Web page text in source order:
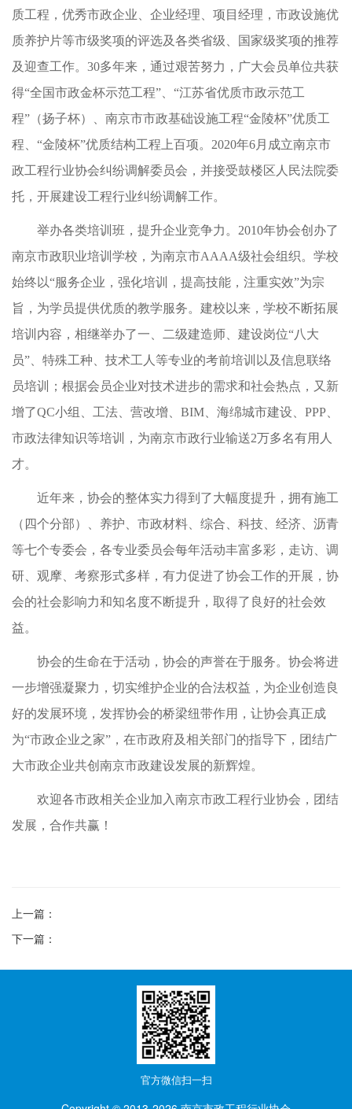
质工程，优秀市政企业、企业经理、项目经理，市政设施优
质养护片等市级奖项的评选及各类省级、国家级奖项的推荐
及迎查工作。30多年来，通过艰苦努力，广大会员单位共获
得“全国市政金杯示范工程”、“江苏省优质市政示范工
程”（扬子杯）、南京市市政基础设施工程“金陵杯”优质工
程、“金陵杯”优质结构工程上百项。2020年6月成立南京市
政工程行业协会纠纷调解委员会，并接受鼓楼区人民法院委
托，开展建设工程行业纠纷调解工作。
举办各类培训班，提升企业竞争力。2010年协会创办了
南京市政职业培训学校，为南京市AAAA级社会组织。学校
始终以“服务企业，强化培训，提高技能，注重实效”为宗
旨，为学员提供优质的教学服务。建校以来，学校不断拓展
培训内容，相继举办了一、二级建造师、建设岗位“八大
员”、特殊工种、技术工人等专业的考前培训以及信息联络
员培训；根据会员企业对技术进步的需求和社会热点，又新
增了QC小组、工法、营改增、BIM、海绵城市建设、PPP、
市政法律知识等培训，为南京市政行业输送2万多名有用人
才。
近年来，协会的整体实力得到了大幅度提升，拥有施工
（四个分部）、养护、市政材料、综合、科技、经济、沥青
等七个专委会，各专业委员会每年活动丰富多彩，走访、调
研、观摩、考察形式多样，有力促进了协会工作的开展，协
会的社会影响力和知名度不断提升，取得了良好的社会效
益。
协会的生命在于活动，协会的声誉在于服务。协会将进
一步增强凝聚力，切实维护企业的合法权益，为企业创造良
好的发展环境，发挥协会的桥梁纽带作用，让协会真正成
为“市政企业之家”，在市政府及相关部门的指导下，团结广
大市政企业共创南京市政建设发展的新辉煌。
欢迎各市政相关企业加入南京市政工程行业协会，团结
发展，合作共赢！
上一篇：
下一篇：
官方微信扫一扫